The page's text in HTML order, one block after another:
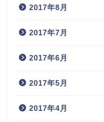
2017年8月
2017年7月
2017年6月
2017年5月
2017年4月